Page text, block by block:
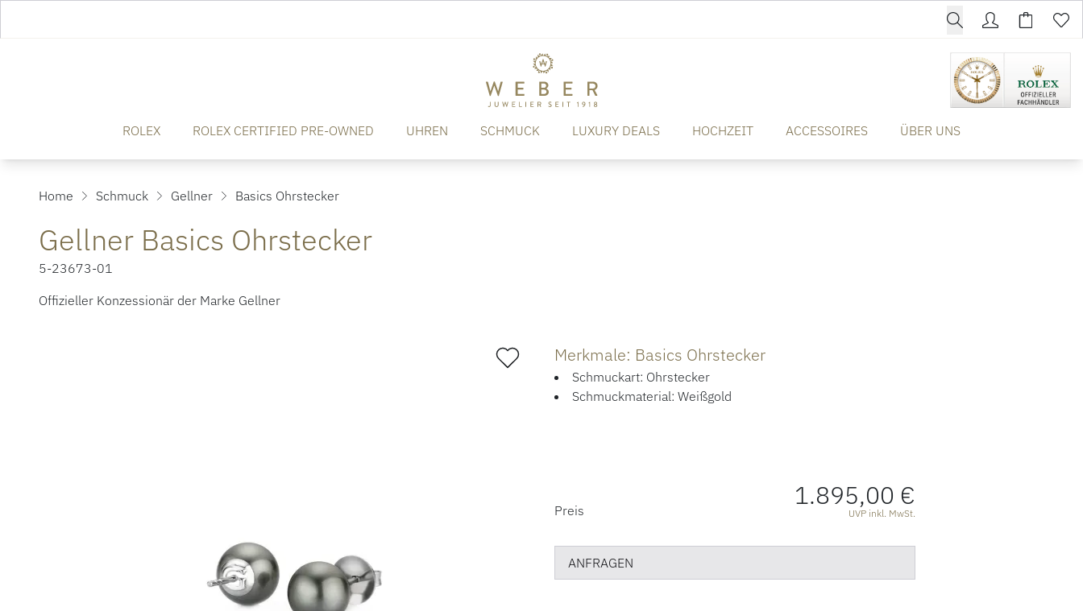
ROLEX ROLEX CERTIFIED PRE-OWNED UHREN SCHMUCK LUXURY DEALS HOCHZEIT ACCESSOIRES ÜBER UNS
Home Schmuck Gellner Basics Ohrstecker
Gellner Basics Ohrstecker
5-23673-01
Offizieller Konzessionär der Marke Gellner
Merkmale: Basics Ohrstecker
Schmuckart: Ohrstecker
Schmuckmaterial: Weißgold
PREISINFORMATIONEN
Preis 1.895,00 €
UVP inkl. MwSt.
ANFRAGEN